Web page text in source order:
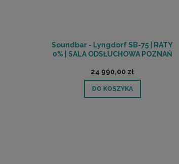
Soundbar - Lyngdorf SB-75 | RATY
0% | SALA ODSŁUCHOWA POZNAŃ
24 990,00 zł
DO KOSZYKA